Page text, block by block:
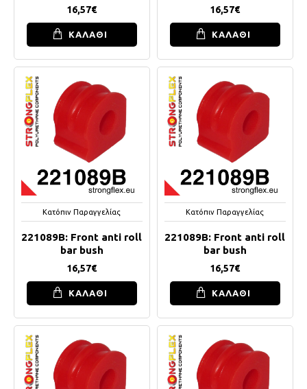
16,57€
ΚΑΛΑΘΙ
16,57€
ΚΑΛΑΘΙ
Κατόπιν Παραγγελίας
221089B: Front anti roll
bar bush
16,57€
ΚΑΛΑΘΙ
Κατόπιν Παραγγελίας
221089B: Front anti roll
bar bush
16,57€
ΚΑΛΑΘΙ